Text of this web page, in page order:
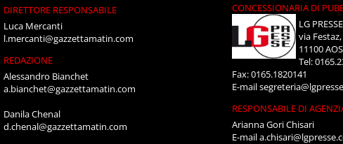
DIRETTORE RESPONSABILE
Luca Mercanti
l.mercanti@gazzettamatin.com
REDAZIONE
Alessandro Bianchet
a.bianchet@gazzettamatin.com
Danila Chenal
d.chenal@gazzettamatin.com
CONCESSIONARIA DI
LG
via
11100
Tel:
Fax: 0165.1820141
E-mail
RESPONSABILE DI
Arianna Gori Chisari
E-mail